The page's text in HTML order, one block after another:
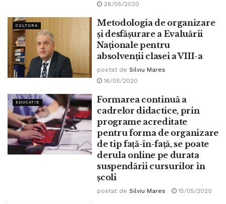
26/05/2020
CULTURA
Metodologia de organizare
și desfășurare a Evaluării
Naționale pentru
absolvenții clasei a VIII-a
postat de Silviu Mares
16/05/2020
EDUCATIE
Formarea continuă a
cadrelor didactice, prin
programe acreditate
pentru forma de organizare
de tip față-în-față, se poate
derula online pe durata
suspendării cursurilor în
școli
postat de Silviu Mares 15/05/2020